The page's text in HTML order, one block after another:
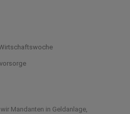
Mandanten in Geldanlage,